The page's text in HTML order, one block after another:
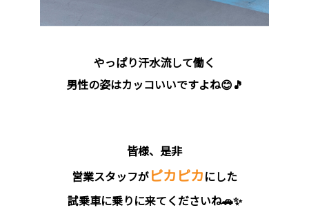
やっぱり汗水流して働く
男性の姿はカッコいいですよね😊🎵
皆様、是非
営業スタッフがピカピカにした
試乗車に乗りに来てくださいね🚗✨